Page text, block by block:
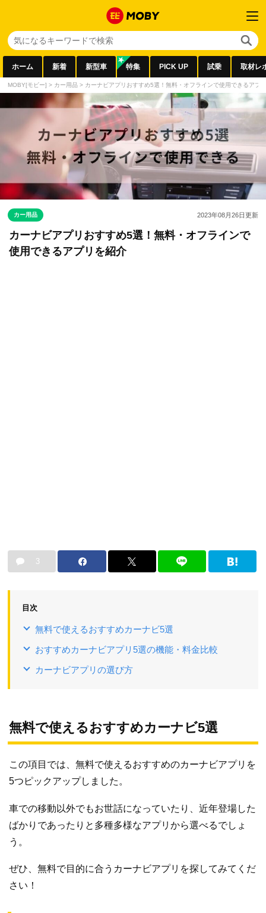
ホーム 新着 新型車 特集 PICK UP 試乗 取材レ
MOBY[モビー] > カー用品 > カーナビアプリおすすめ5選！無料・オフラインで使用できるアプ
カー用品 2023年08月26日更新
カーナビアプリおすすめ5選！無料・オフラインで
使用できるアプリを紹介
3
目次
無料で使えるおすすめカーナビ5選
おすすめカーナビアプリ5選の機能・料金比較
カーナビアプリの選び方
無料で使えるおすすめカーナビ5選
この項目では、無料で使えるおすすめのカーナビアプリを
5つピックアップしました。
車での移動以外でもお世話になっていたり、近年登場した
ばかりであったりと多種多様なアプリから選べるでしょ
う。
ぜひ、無料で目的に合うカーナビアプリを探してみてくだ
さい！